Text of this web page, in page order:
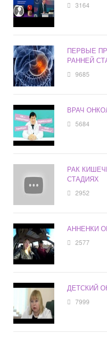
3164
ПЕРВЫЕ
РАННЕЙ
9685
ВРАЧ
5684
РАК
СТАДИЯХ
2952
АННЕНКИ
2577
ДЕТСКИЙ
7999